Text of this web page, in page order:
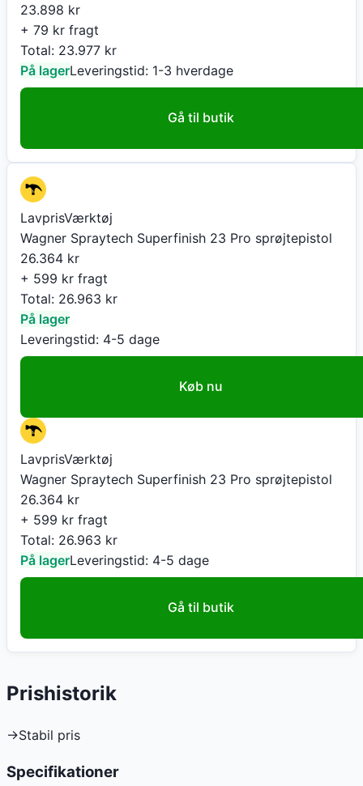
23.898 kr
+ 79 kr fragt
Total: 23.977 kr
På lagerLeveringstid: 1-3 hverdage
Gå til butik
LavprisVærktøj
Wagner Spraytech Superfinish 23 Pro sprøjtepistol
26.364 kr
+ 599 kr fragt
Total: 26.963 kr
På lager
Leveringstid: 4-5 dage
Køb nu
LavprisVærktøj
Wagner Spraytech Superfinish 23 Pro sprøjtepistol
26.364 kr
+ 599 kr fragt
Total: 26.963 kr
På lagerLeveringstid: 4-5 dage
Gå til butik
Prishistorik
→Stabil pris
Specifikationer